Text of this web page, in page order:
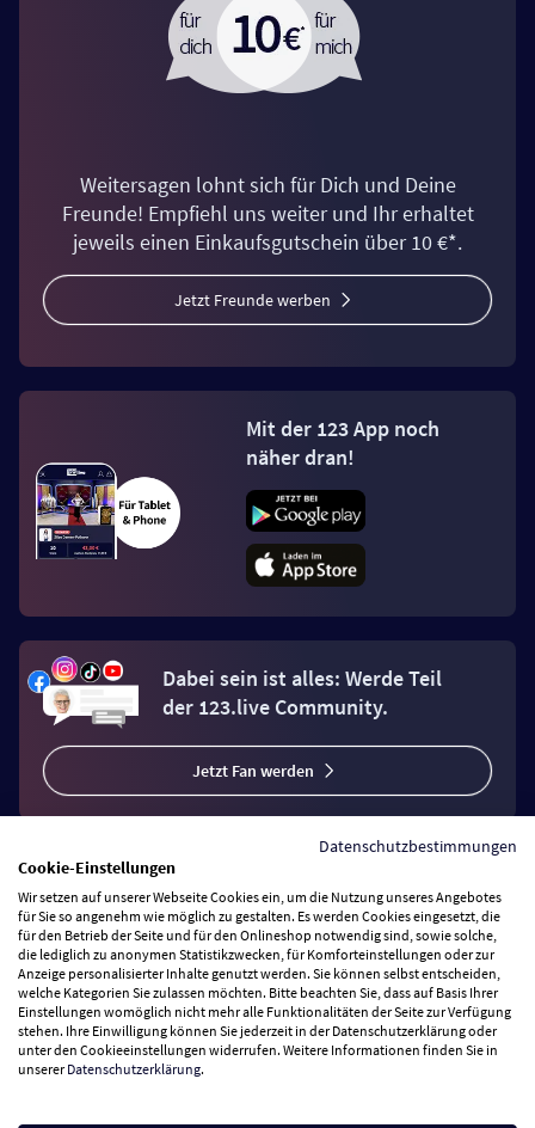
Weitersagen lohnt sich für Dich und Deine
Freunde! Empfiehl uns weiter und Ihr erhaltet
jeweils einen Einkaufsgutschein über 10 €*.
Jetzt Freunde werben
Mit der 123 App noch
näher dran!
Dabei sein ist alles: Werde Teil
der 123.live Community.
Jetzt Fan werden
Vertrag widerrufen
Zahlungsarten
Wir versenden mit
Datenschutzbestimmungen
Cookie-Einstellungen
Wir setzen auf unserer Webseite Cookies ein, um die Nutzung unseres Angebotes
für Sie so angenehm wie möglich zu gestalten. Es werden Cookies eingesetzt, die
für den Betrieb der Seite und für den Onlineshop notwendig sind, sowie solche,
die lediglich zu anonymen Statistikzwecken, für Komforteinstellungen oder zur
Anzeige personalisierter Inhalte genutzt werden. Sie können selbst entscheiden,
welche Kategorien Sie zulassen möchten. Bitte beachten Sie, dass auf Basis Ihrer
Einstellungen womöglich nicht mehr alle Funktionalitäten der Seite zur Verfügung
stehen. Ihre Einwilligung können Sie jederzeit in der Datenschutzerklärung oder
unter den Cookieeinstellungen widerrufen. Weitere Informationen finden Sie in
unsererDatenschutzerklärung.